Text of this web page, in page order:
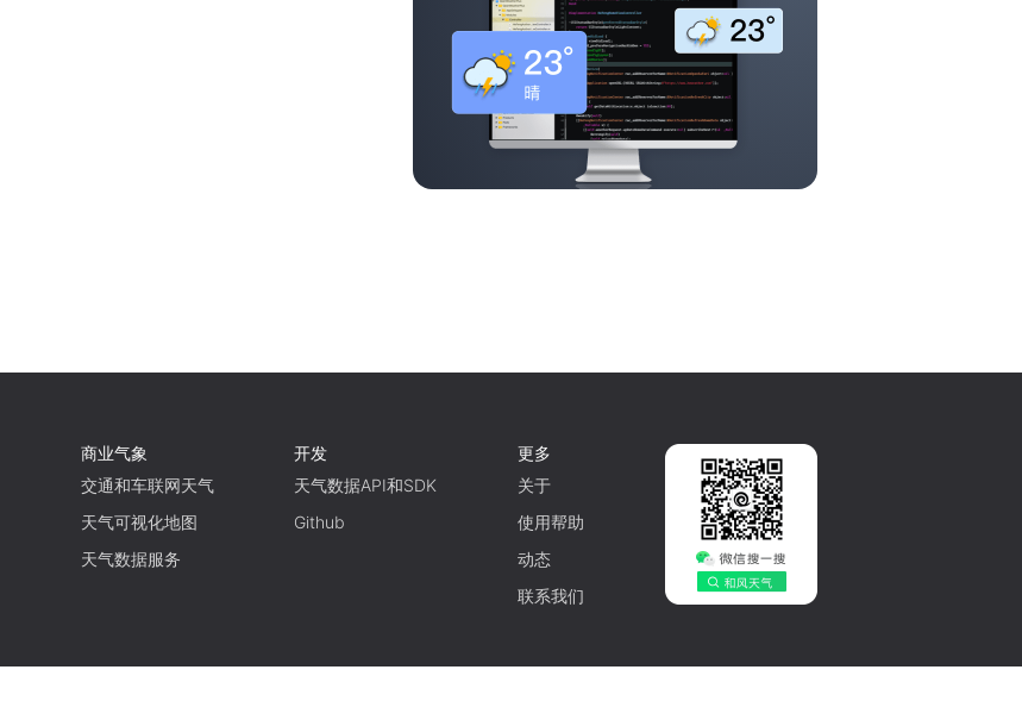
商业气象
交通和车联网天气
天气可视化地图
天气数据服务
开发
天气数据API和SDK
Github
更多
关于
使用帮助
动态
联系我们